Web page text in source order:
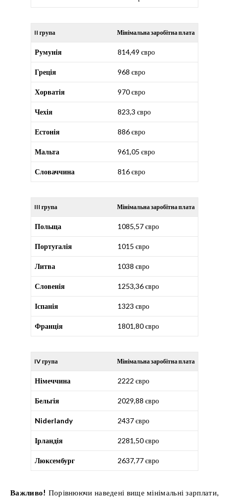
II група Мінімальна заробітна плата
Румунія 814,49 євро
Греція 968 євро
Хорватія 970 євро
Чехія 823,3 євро
Естонія 886 євро
Мальта 961,05 євро
Словаччина 816 євро
III група Мінімальна заробітна плата
Польща 1085,57 євро
Португалія 1015 євро
Литва 1038 євро
Словенія 1253,36 євро
Іспанія 1323 євро
Франція 1801,80 євро
IV група Мінімальна заробітна плата
Німеччина 2222 євро
Бельгія 2029,88 євро
Niderlandy 2437 євро
Ірландія 2281,50 євро
Люксембург 2637,77 євро
Важливо! Порівнюючи наведені вище мінімальні зарплати,